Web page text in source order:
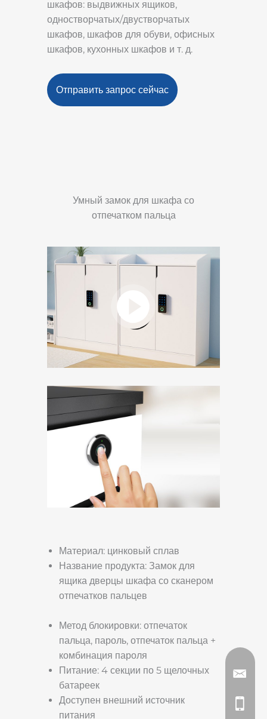
шкафов: выдвижных ящиков,
одностворчатых/двустворчатых
шкафов, шкафов для обуви, офисных
шкафов, кухонных шкафов и т. д.
Отправить запрос сейчас
Умный замок для шкафа со
отпечатком пальца
Материал: цинковый сплав
Название продукта: Замок для
ящика дверцы шкафа со сканером
отпечатков пальцев
Метод блокировки: отпечаток
пальца, пароль, отпечаток пальца +
комбинация пароля
Питание: 4 секции по 5 щелочных
батареек
Доступен внешний источник
питания